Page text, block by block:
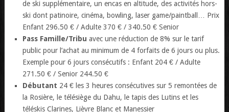
de ski supplémentaire, un encas en altitude, des activités hors-
ski dont patinoire, cinéma, bowling, laser game/paintball… Prix
Enfant 296.50 € / Adulte 370 € / 340.50 € Senior
Pass Famille/Tribu avec une réduction de 8% sur le tarif
public pour l’achat au minimum de 4 forfaits de 6 jours ou plus.
Exemple pour 6 jours consécutifs : Enfant 204 € / Adulte
271.50 € / Senior 244.50 €
Débutant 24 € les 3 heures consécutives sur 5 remontées de
la Rosière, le télésiège du Dahu, le tapis des Lutins et les
téléskis Clarines, Lièvre Blanc et Manessier